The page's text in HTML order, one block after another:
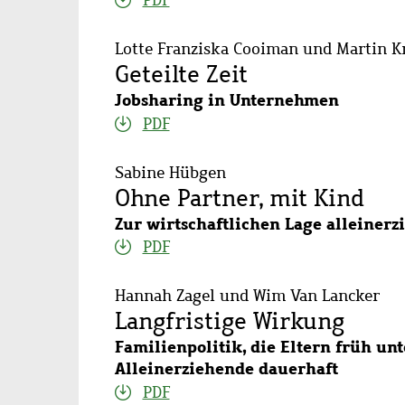
Lotte Franziska Cooiman und Martin
Geteilte Zeit
Jobsharing in Unternehmen
PDF
Sabine Hübgen
Ohne Partner, mit Kind
Zur wirtschaftlichen Lage
PDF
Hannah Zagel und Wim Van Lancker
Langfristige Wirkung
Familienpolitik, die Eltern früh
Alleinerziehende dauerhaft
PDF